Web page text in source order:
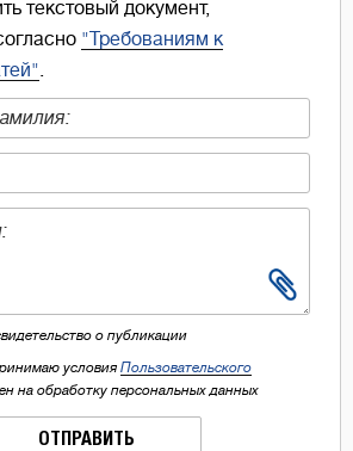
текстовый документ,
"Требованиям к
о публикации
условия Пользовательского
на обработку персональных данных
ОТПРАВИТЬ